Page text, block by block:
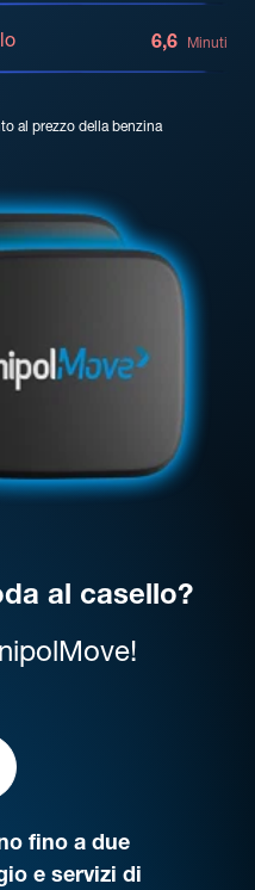
6,6 Minuti
al prezzo della benzina
al casello?
fino a due
e servizi di